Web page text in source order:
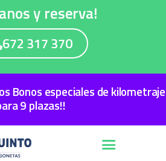
y reserva!
672 317 370
Bonos especiales de kilometraje
9 plazas!!
FRECUENTES